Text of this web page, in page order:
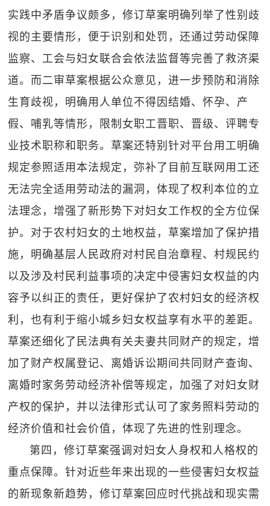
实践中矛盾争议颇多，修订草案明确列举了性别歧
视的主要情形，便于识别和处罚，还通过劳动保障
监察、工会与妇女联合会依法监督等完善了救济渠
道。而二审草案根据公众意见，进一步预防和消除
生育歧视，明确用人单位不得因结婚、怀孕、产
假、哺乳等情形，限制女职工晋职、晋级、评聘专
业技术职称和职务。草案还特别针对平台用工明确
规定参照适用本法规定，弥补了目前互联网用工还
无法完全适用劳动法的漏洞，体现了权利本位的立
法理念，增强了新形势下对妇女工作权的全方位保
护。对于农村妇女的土地权益，草案增加了保护措
施，明确基层人民政府对村民自治章程、村规民约
以及涉及村民利益事项的决定中侵害妇女权益的内
容予以纠正的责任，更好保护了农村妇女的经济权
利，也有利于缩小城乡妇女权益享有水平的差距。
草案还细化了民法典有关夫妻共同财产的规定，增
加了财产权属登记、离婚诉讼期间共同财产查询、
离婚时家务劳动经济补偿等规定，加强了对妇女财
产权的保护，并以法律形式认可了家务照料劳动的
经济价值和社会价值，体现了先进的性别理念。
第四，修订草案强调对妇女人身权和人格权的
重点保障。针对近些年来出现的一些侵害妇女权益
的新现象新趋势，修订草案回应时代挑战和现实需